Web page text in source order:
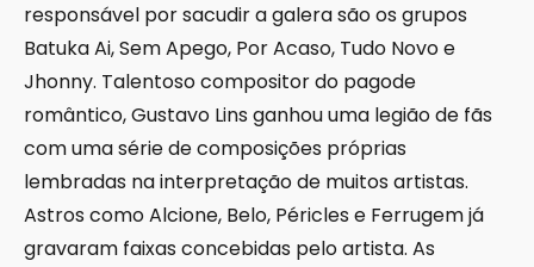
responsável por sacudir a galera são os grupos
Batuka Ai, Sem Apego, Por Acaso, Tudo Novo e
Jhonny. Talentoso compositor do pagode
romântico, Gustavo Lins ganhou uma legião de fãs
com uma série de composições próprias
lembradas na interpretação de muitos artistas.
Astros como Alcione, Belo, Péricles e Ferrugem já
gravaram faixas concebidas pelo artista. As